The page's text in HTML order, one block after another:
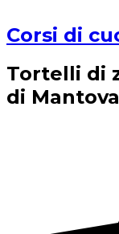
Corsi di
Tortelli di
di Mantova